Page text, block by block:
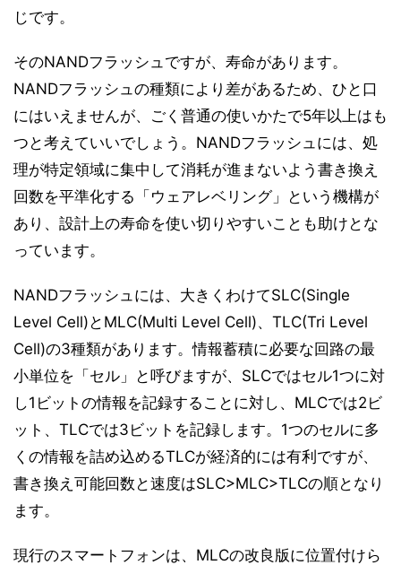
じです。
そのNANDフラッシュですが、寿命があります。
NANDフラッシュの種類により差があるため、ひと口
にはいえませんが、ごく普通の使いかたで5年以上はも
つと考えていいでしょう。NANDフラッシュには、処
理が特定領域に集中して消耗が進まないよう書き換え
回数を平準化する「ウェアレベリング」という機構が
あり、設計上の寿命を使い切りやすいことも助けとな
っています。
NANDフラッシュには、大きくわけてSLC(Single
Level Cell)とMLC(Multi Level Cell)、TLC(Tri Level
Cell)の3種類があります。情報蓄積に必要な回路の最
小単位を「セル」と呼びますが、SLCではセル1つに対
し1ビットの情報を記録することに対し、MLCでは2ビ
ット、TLCでは3ビットを記録します。1つのセルに多
くの情報を詰め込めるTLCが経済的には有利ですが、
書き換え可能回数と速度はSLC>MLC>TLCの順となり
ます。
現行のスマートフォンは、MLCの改良版に位置付けら